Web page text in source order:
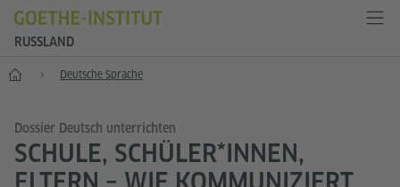
RUSSLAND
Start Deutsche Sprache
Dossier Deutsch unterrichten
SCHULE, SCHÜLER*INNEN,